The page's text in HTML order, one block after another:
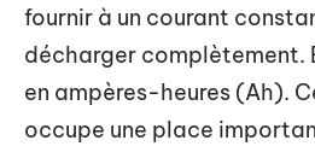
fournir à un courant
décharger complètement.
en ampères-heures (Ah).
occupe une place